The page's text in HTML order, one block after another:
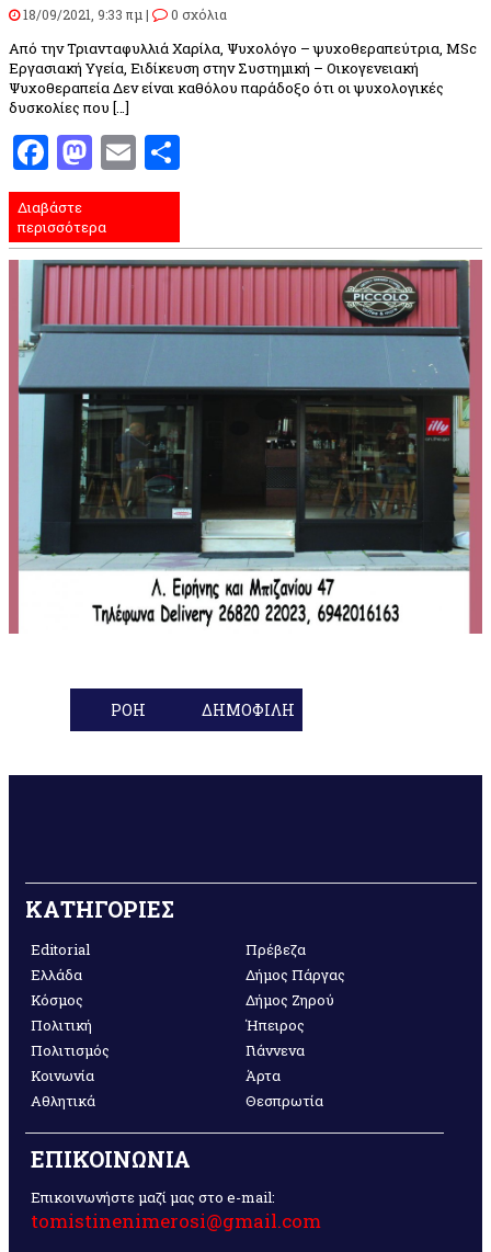
18/09/2021, 9:33 πμ | 0 σχόλια
Από την Τριανταφυλλιά Χαρίλα, Ψυχολόγο – ψυχοθεραπεύτρια, MSc
Εργασιακή Υγεία, Ειδίκευση στην Συστημική – Οικογενειακή
Ψυχοθεραπεία Δεν είναι καθόλου παράδοξο ότι οι ψυχολογικές
δυσκολίες που […]
Facebook
Mastodon
Email
Διαβάστε
περισσότερα
ΡΟΗ ΔΗΜΟΦΙΛΗ
ΚΑΤΗΓΟΡΙΕΣ
Editorial
Ελλάδα
Κόσμος
Πολιτική
Πολιτισμός
Κοινωνία
Αθλητικά
Πρέβεζα
Δήμος Πάργας
Δήμος Ζηρού
Ήπειρος
Γιάννενα
Άρτα
Θεσπρωτία
ΕΠΙΚΟΙΝΩΝΙΑ
Επικοινωνήστε μαζί μας στο e-mail:
tomistinenimerosi@gmail.com